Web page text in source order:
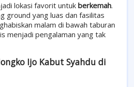
lokasi favorit untuk berkemah.
ground yang luas dan fasilitas
malam di bawah taburan
menjadi pengalaman yang tak
Ijo Kabut Syahdu di